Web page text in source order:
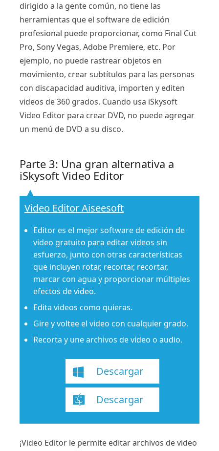
dirigido a la gente común, no tiene las
herramientas que el software de edición
profesional puede proporcionar, como Final Cut
Pro, Sony Vegas, Adobe Premiere, etc. Por
ejemplo, no puede rastrear objetos en
movimiento, crear subtítulos para las personas
con discapacidad auditiva, importen y editen
videos de 360 ​​grados. Cuando usa iSkysoft
Video Editor para crear DVD, no puede agregar
un menú de DVD a su disco.
Parte 3: Una gran alternativa a
iSkysoft Video Editor
Video Editor Aiseesoft
Editor es el mejor software de edición de
video gratuito para editar videos sin
esfuerzo, junto con otras características
que incluyen rotar, recortar, recortar,
marcar con agua y proporcionar múltiples
efectos de video.
Edita videos como quieras.
Gire y voltee el video con cualquier grado.
Recorta y une archivos de video o audio.
Descargar
Descargar
¡Video Editor le permite editar archivos de video